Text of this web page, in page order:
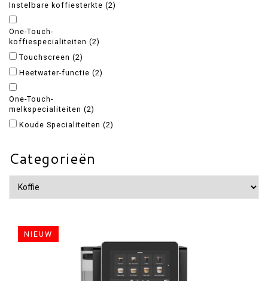
Instelbare koffiesterkte (2)
One-Touch-
koffiespecialiteiten (2)
Touchscreen (2)
Heetwater-functie (2)
One-Touch-
melkspecialiteiten (2)
Koude Specialiteiten (2)
Categorieën
NIEUW